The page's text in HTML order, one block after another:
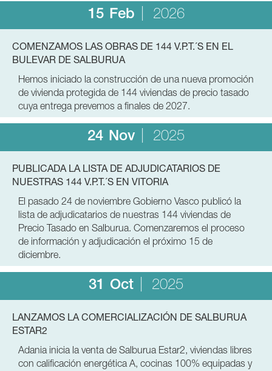
15 Feb 2026
COMENZAMOS LAS OBRAS DE 144 V.P.T.´S EN EL
BULEVAR DE SALBURUA
Hemos iniciado la construcción de una nueva promoción
de vivienda protegida de 144 viviendas de precio tasado
cuya entrega prevemos a finales de 2027.
24 Nov 2025
PUBLICADA LA LISTA DE ADJUDICATARIOS DE
NUESTRAS 144 V.P.T.´S EN VITORIA
El pasado 24 de noviembre Gobierno Vasco publicó la
lista de adjudicatarios de nuestras 144 viviendas de
Precio Tasado en Salburua. Comenzaremos el proceso
de información y adjudicación el próximo 15 de
diciembre.
31 Oct 2025
LANZAMOS LA COMERCIALIZACIÓN DE SALBURUA
ESTAR2
Adania inicia la venta de Salburua Estar2, viviendas libres
con calificación energética A, cocinas 100% equipadas y